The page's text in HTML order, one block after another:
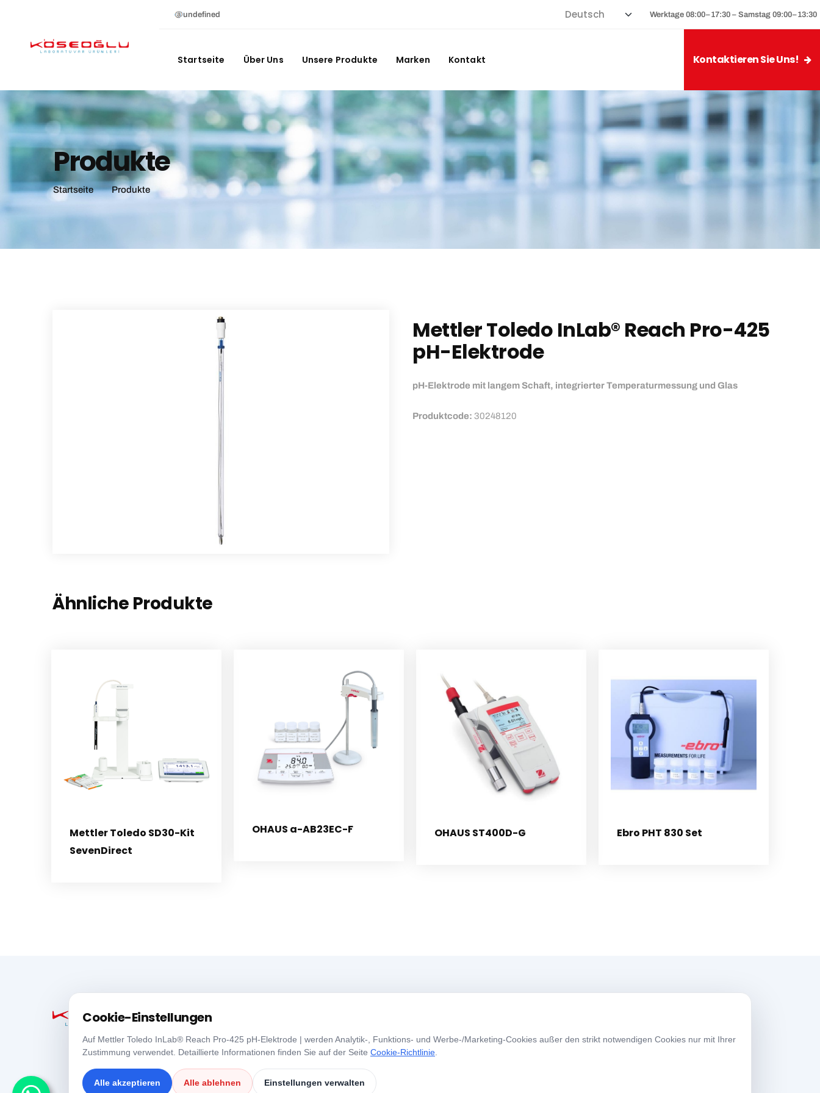
undefined Werktage 08:00–17:30 – Samstag 09:00–13:30
Startseite Über Uns Unsere Produkte Marken Kontakt Kontaktieren Sie Uns!
Produkte
Startseite Produkte
Mettler Toledo InLab® Reach Pro-425
pH-Elektrode
pH-Elektrode mit langem Schaft, integrierter Temperaturmessung und Glas
Produktcode:30248120
Ähnliche Produkte
Mettler Toledo SD30-Kit
SevenDirect
OHAUS a-AB23EC-F OHAUS ST400D-G Ebro PHT 830 Set
Unsere Produkte
08:00-17:30
Cookie-Einstellungen
Auf Mettler Toledo InLab® Reach Pro-425 pH-Elektrode | werden Analytik-, Funktions- und Werbe-/Marketing-Cookies außer den strikt notwendigen Cookies nur mit Ihrer
Zustimmung verwendet. Detaillierte Informationen finden Sie auf der Seite Cookie-Richtlinie
Alle akzeptieren Alle ablehnen Einstellungen verwalten